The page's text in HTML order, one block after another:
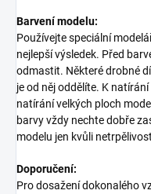
Barvení modelu:
Používejte speciální
nejlepší výsledek. Před
odmastit. Některé drobné
je od něj oddělíte. K
natírání velkých ploch
barvy vždy nechte dobře
modelu jen kvůli
Doporučení:
Pro dosažení dokonalého